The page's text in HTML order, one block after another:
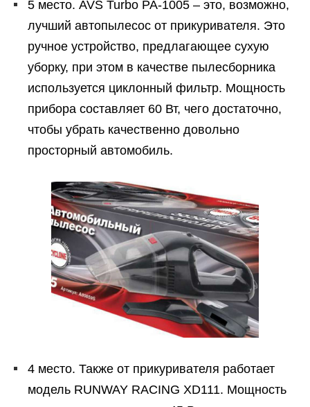
5 место. AVS Turbo PA-1005 – это, возможно,
лучший автопылесос от прикуривателя. Это
ручное устройство, предлагающее сухую
уборку, при этом в качестве пылесборника
используется циклонный фильтр. Мощность
прибора составляет 60 Вт, чего достаточно,
чтобы убрать качественно довольно
просторный автомобиль.
4 место. Также от прикуривателя работает
модель RUNWAY RACING XD111. Мощность